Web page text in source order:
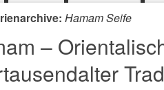
Hamam Seife
–